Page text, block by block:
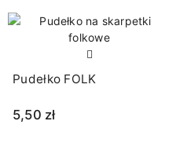
Pudełko FOLK
5,50 zł